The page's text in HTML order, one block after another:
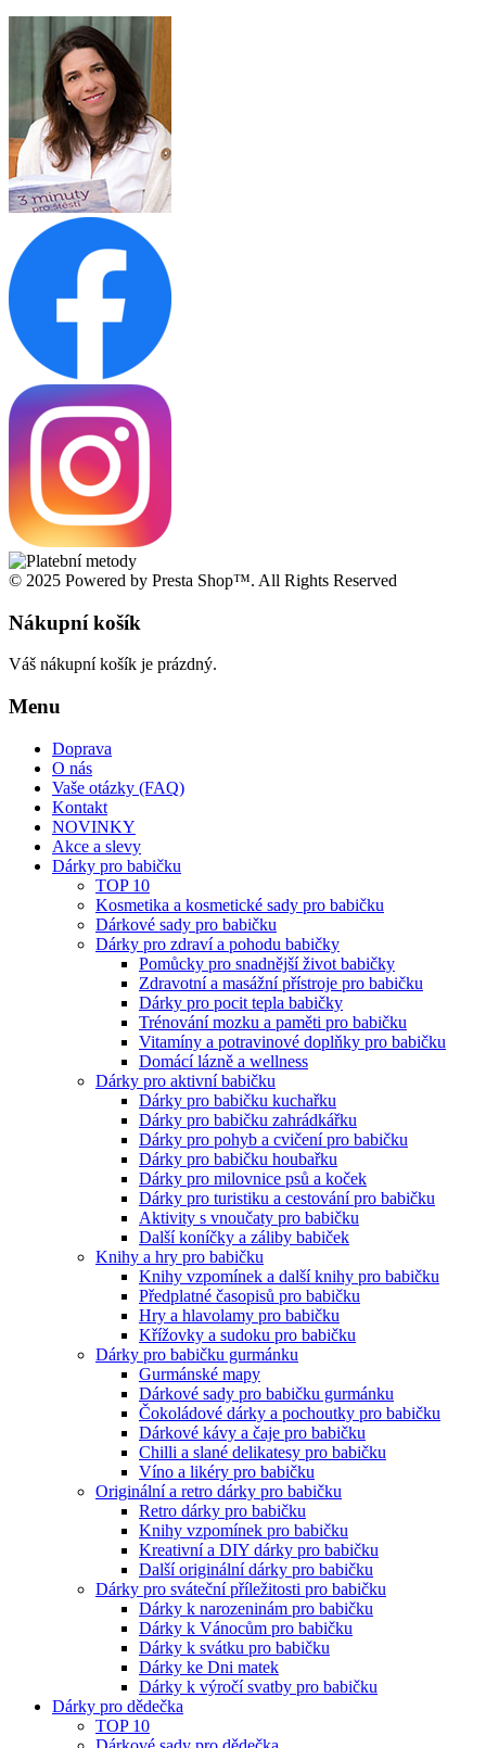
© 2025 Powered by Presta Shop™. All Rights Reserved
Nákupní košík
Váš nákupní košík je prázdný.
Menu
Doprava
O nás
Vaše otázky (FAQ)
Kontakt
NOVINKY
Akce a slevy
Dárky pro babičku
TOP 10
Kosmetika a kosmetické sady pro babičku
Dárkové sady pro babičku
Dárky pro zdraví a pohodu babičky
Pomůcky pro snadnější život babičky
Zdravotní a masážní přístroje pro babičku
Dárky pro pocit tepla babičky
Trénování mozku a paměti pro babičku
Vitamíny a potravinové doplňky pro babičku
Domácí lázně a wellness
Dárky pro aktivní babičku
Dárky pro babičku kuchařku
Dárky pro babičku zahrádkářku
Dárky pro pohyb a cvičení pro babičku
Dárky pro babičku houbařku
Dárky pro milovnice psů a koček
Dárky pro turistiku a cestování pro babičku
Aktivity s vnoučaty pro babičku
Další koníčky a záliby babiček
Knihy a hry pro babičku
Knihy vzpomínek a další knihy pro babičku
Předplatné časopisů pro babičku
Hry a hlavolamy pro babičku
Křížovky a sudoku pro babičku
Dárky pro babičku gurmánku
Gurmánské mapy
Dárkové sady pro babičku gurmánku
Čokoládové dárky a pochoutky pro babičku
Dárkové kávy a čaje pro babičku
Chilli a slané delikatesy pro babičku
Víno a likéry pro babičku
Originální a retro dárky pro babičku
Retro dárky pro babičku
Knihy vzpomínek pro babičku
Kreativní a DIY dárky pro babičku
Další originální dárky pro babičku
Dárky pro sváteční příležitosti pro babičku
Dárky k narozeninám pro babičku
Dárky k Vánocům pro babičku
Dárky k svátku pro babičku
Dárky ke Dni matek
Dárky k výročí svatby pro babičku
Dárky pro dědečka
TOP 10